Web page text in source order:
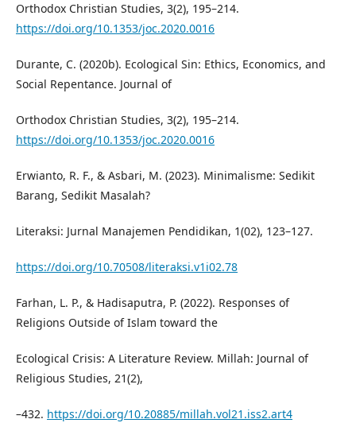
Orthodox Christian Studies, 3(2), 195–214.
https://doi.org/10.1353/joc.2020.0016
Durante, C. (2020b). Ecological Sin: Ethics, Economics, and
Social Repentance. Journal of
Orthodox Christian Studies, 3(2), 195–214.
https://doi.org/10.1353/joc.2020.0016
Erwianto, R. F., & Asbari, M. (2023). Minimalisme: Sedikit
Barang, Sedikit Masalah?
Literaksi: Jurnal Manajemen Pendidikan, 1(02), 123–127.
https://doi.org/10.70508/literaksi.v1i02.78
Farhan, L. P., & Hadisaputra, P. (2022). Responses of
Religions Outside of Islam toward the
Ecological Crisis: A Literature Review. Millah: Journal of
Religious Studies, 21(2),
–432. https://doi.org/10.20885/millah.vol21.iss2.art4